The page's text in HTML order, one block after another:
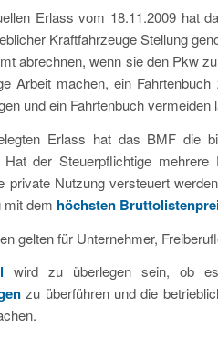
Erlass vom 18.11.2009 hat
Kraftfahrzeuge Stellung
abrechnen, wenn sie den Pkw
Arbeit machen, ein
und ein Fahrtenbuch vermeiden
Erlass hat das BMF die
Hat der Steuerpflichtige
private Nutzung versteuert
mit dem höchsten
gelten für Unternehmer,
wird zu überlegen sein, ob
zu überführen und die